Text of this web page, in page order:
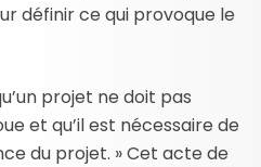
définir ce qui provoque le
projet ne doit pas
et qu’il est nécessaire de
du projet. » Cet acte de